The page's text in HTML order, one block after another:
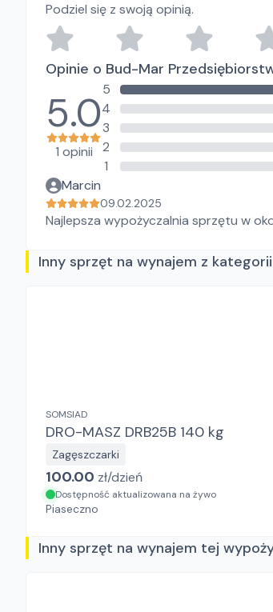
Podziel się z swoją opinią.
Opinie o Bud-Mar
5.0
1 opinii
5
4
3
2
1
Marcin
09.02.2025
Najlepsza wypożyczalnia sprzętu w
Inny sprzęt na wynajem z
SOMSIAD
DRO-MASZ DRB25B 140 kg
Zagęszczarki
100.00 zł/dzień
Dostępność aktualizowana na żywo
Piaseczno
Inny sprzęt na wynajem tej